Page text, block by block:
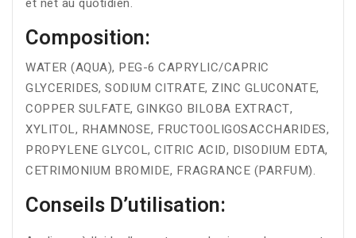
Composition:
WATER (AQUA), PEG-6 CAPRYLIC/CAPRIC
GLYCERIDES, SODIUM CITRATE, ZINC GLUCONATE,
COPPER SULFATE, GINKGO BILOBA EXTRACT,
XYLITOL, RHAMNOSE, FRUCTOOLIGOSACCHARIDES,
PROPYLENE GLYCOL, CITRIC ACID, DISODIUM EDTA,
CETRIMONIUM BROMIDE, FRAGRANCE (PARFUM).
Conseils D’utilisation: